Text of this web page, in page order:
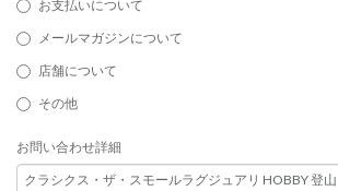
お支払いについて
メールマガジンについて
店舗について
その他
お問い合わせ詳細